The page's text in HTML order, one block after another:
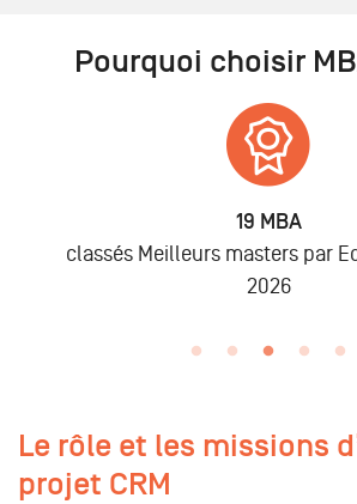
Pourquoi choisir
Eduniversal en
lors
Le rôle et les missions
projet CRM